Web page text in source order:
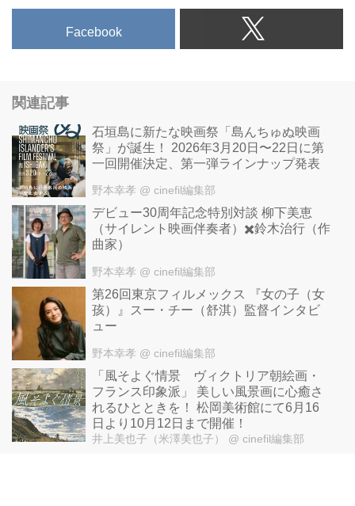
Facebook
関連記事
石垣島に新たな映画祭「島んちゅぬ映画
祭」が誕生！ 2026年3月20日〜22日に第
一回開催決定、第一弾ラインナップ発表
野本幸孝 @ cinefil編集部
デビュー30周年記念特別対談 柳下美恵
（サイレント映画伴奏者）✖️鈴木治行（作
曲家）
野本幸孝 @ cinefil編集部
第26回東京フィルメックス 『女の子（女
孩）』スー・チー（舒淇）監督インタビ
ュー
野本幸孝 @ cinefil編集部
「風そよぐ情景 ヴィクトリア朝絵画・
フランス印象派」 美しい風景画に心癒さ
れるひとときを！ 松岡美術館にて6月16
日より10月12日まで開催！
井上美也子（米澤美也子） @ cinefil編集部